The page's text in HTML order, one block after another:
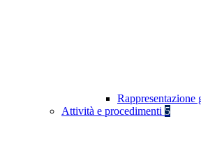
Rappresentazione
Attività e procedimenti 5